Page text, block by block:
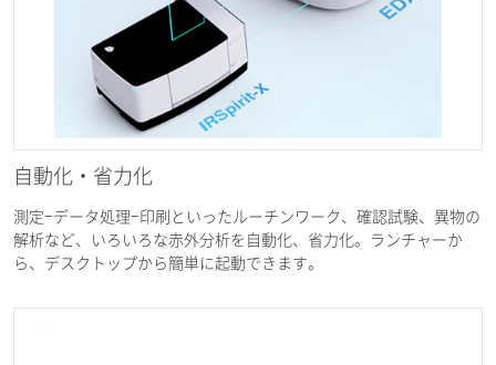
自動化・省力化
測定‒データ処理‒印刷といったルーチンワーク、確認試験、異物の
解析など、いろいろな赤外分析を自動化、省力化。ランチャーか
ら、デスクトップから簡単に起動できます。